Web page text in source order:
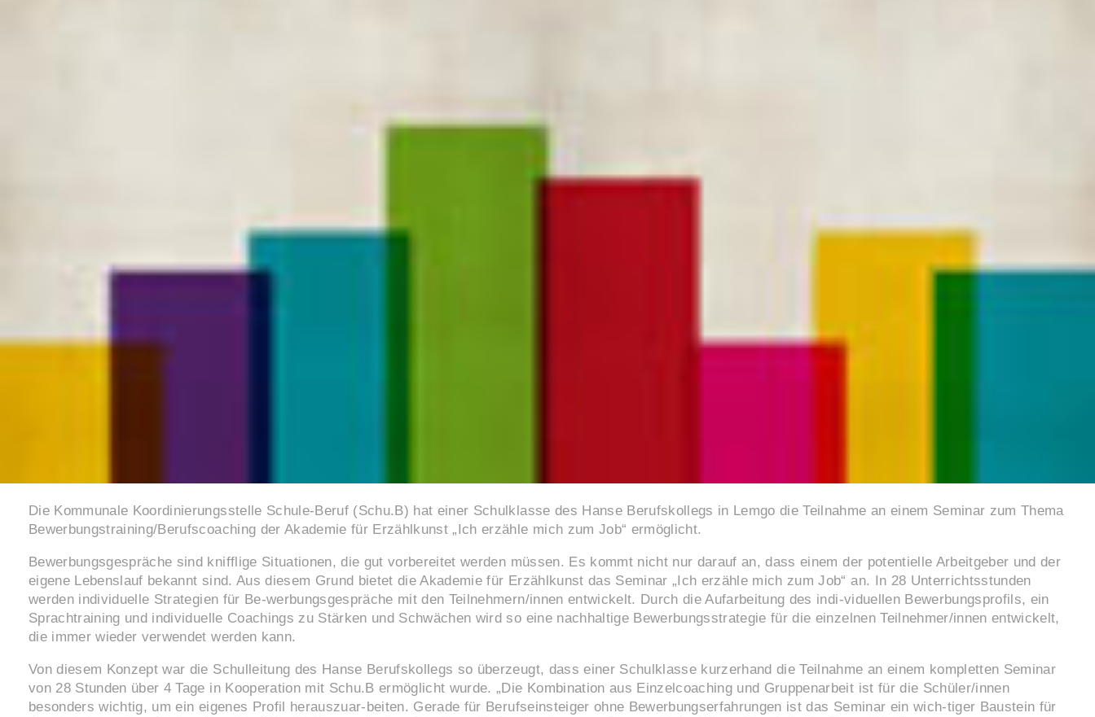
Die Kommunale Koordinierungsstelle Schule-Beruf (Schu.B) hat einer Schulklasse des Hanse Berufskollegs in Lemgo die Teilnahme an einem Seminar zum Thema
Bewerbungstraining/Berufscoaching der Akademie für Erzählkunst „Ich erzähle mich zum Job“ ermöglicht.
Bewerbungsgespräche sind knifflige Situationen, die gut vorbereitet werden müssen. Es kommt nicht nur darauf an, dass einem der potentielle Arbeitgeber und der
eigene Lebenslauf bekannt sind. Aus diesem Grund bietet die Akademie für Erzählkunst das Seminar „Ich erzähle mich zum Job“ an. In 28 Unterrichtsstunden
werden individuelle Strategien für Be-werbungsgespräche mit den Teilnehmern/innen entwickelt. Durch die Aufarbeitung des indi-viduellen Bewerbungsprofils, ein
Sprachtraining und individuelle Coachings zu Stärken und Schwächen wird so eine nachhaltige Bewerbungsstrategie für die einzelnen Teilnehmer/innen entwickelt,
die immer wieder verwendet werden kann.
Von diesem Konzept war die Schulleitung des Hanse Berufskollegs so überzeugt, dass einer Schulklasse kurzerhand die Teilnahme an einem kompletten Seminar
von 28 Stunden über 4 Tage in Kooperation mit Schu.B ermöglicht wurde. „Die Kombination aus Einzelcoaching und Gruppenarbeit ist für die Schüler/innen
besonders wichtig, um ein eigenes Profil herauszuar-beiten. Gerade für Berufseinsteiger ohne Bewerbungserfahrungen ist das Seminar ein wich-tiger Baustein für